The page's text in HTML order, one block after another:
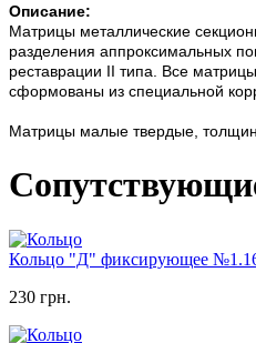
Описание:
Матрицы металлические
разделения аппроксимальных
реставрации II типа. Все
сформованы из специальной
Матрицы малые твердые,
Кольцо "Д" фиксирующее
230 грн.